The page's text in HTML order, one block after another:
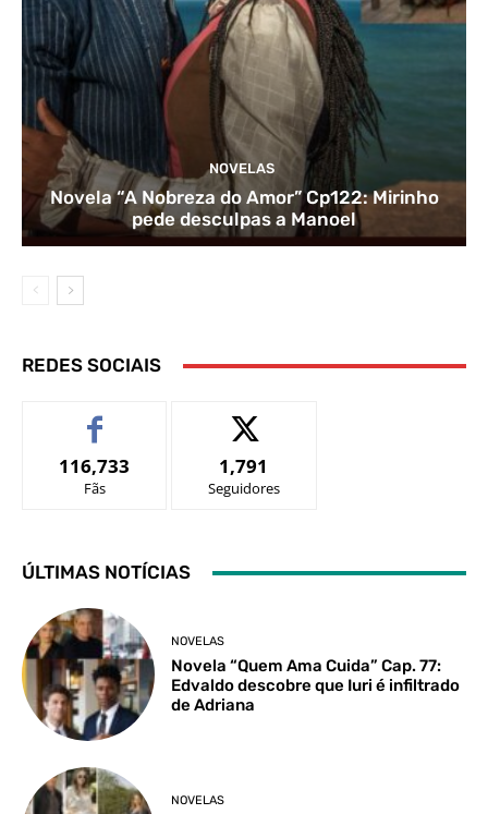
NOVELAS
Novela “A Nobreza do Amor” Cp122: Mirinho
pede desculpas a Manoel
REDES SOCIAIS
116,733
Fãs
1,791
Seguidores
ÚLTIMAS NOTÍCIAS
NOVELAS
Novela “Quem Ama Cuida” Cap. 77:
Edvaldo descobre que Iuri é infiltrado
de Adriana
NOVELAS